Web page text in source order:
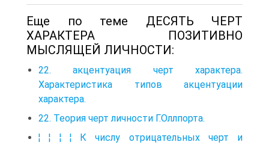
Еще по теме ДЕСЯТЬ ЧЕРТ
ХАРАКТЕРА ПОЗИТИВНО
МЫСЛЯЩЕЙ ЛИЧНОСТИ:
22. акцентуация черт характера.
Характеристика типов акцентуации
характера.
22. Теория черт личности Г.Оллпорта.
¦ ¦ ¦ ¦ К числу отрицательных черт и